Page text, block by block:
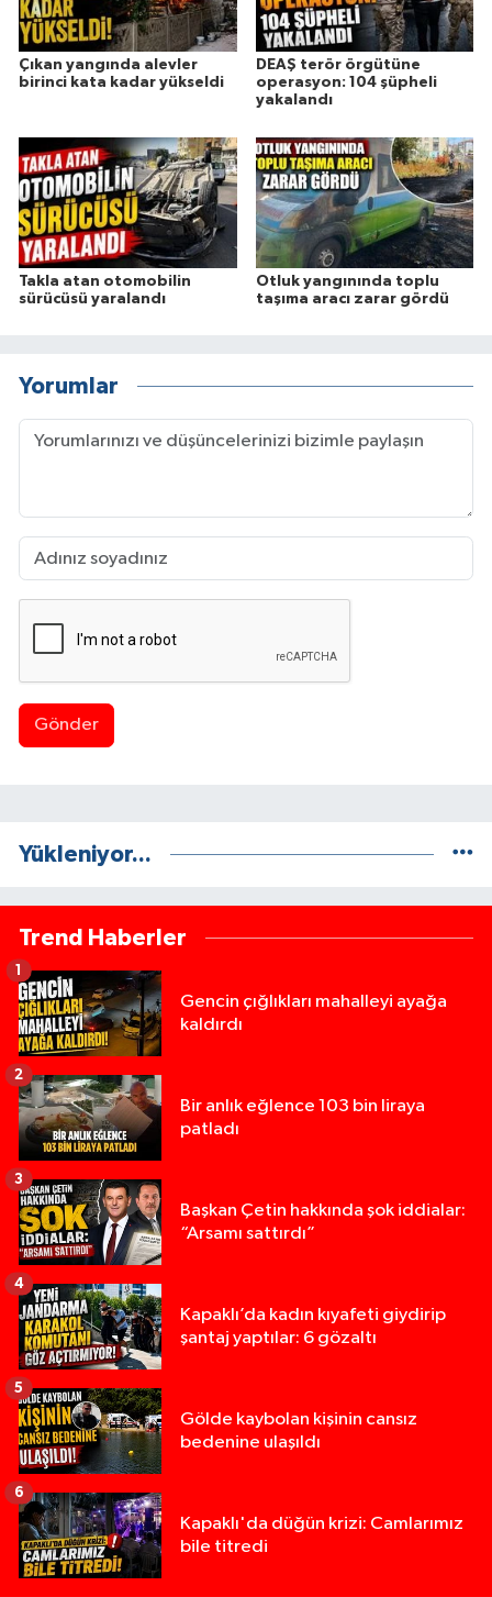
Çıkan yangında alevler
birinci kata kadar yükseldi
DEAŞ terör örgütüne
operasyon: 104 şüpheli
yakalandı
Takla atan otomobilin
sürücüsü yaralandı
Otluk yangınında toplu
taşıma aracı zarar gördü
Yorumlar
Gönder
Yükleniyor...
Trend Haberler
Gencin çığlıkları mahalleyi ayağa
kaldırdı
1
Bir anlık eğlence 103 bin liraya
patladı
2
Başkan Çetin hakkında şok iddialar:
“Arsamı sattırdı”
3
Kapaklı’da kadın kıyafeti giydirip
şantaj yaptılar: 6 gözaltı
4
Gölde kaybolan kişinin cansız
bedenine ulaşıldı
5
Kapaklı'da düğün krizi: Camlarımız
bile titredi
6